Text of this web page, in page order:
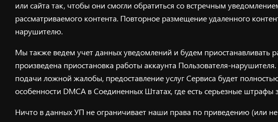
или сайта так, чтобы они смогли обратиться со встречным
рассматриваемого контента. Повторное размещение удаленного
нарушителю.
Мы также ведем учет данных уведомлений и будем приостанавливать
произведена приостановка работы аккаунта Пользователя-
подачи ложной жалобы, предоставление услуг Сервиса будет
особенности DMCA в Соединенных Штатах, где есть серьезные
Ничто в данных УП не ограничивает наши права по приведению (или